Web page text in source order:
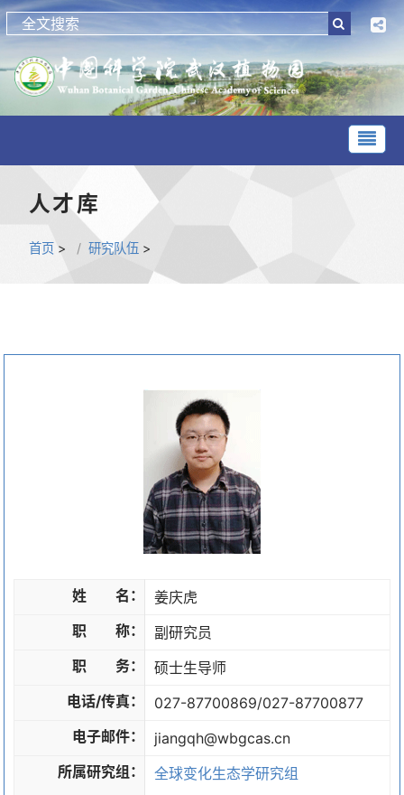
人才库
首页 > 研究队伍 >
姓 名：
姜庆虎
职 称：
副研究员
职 务：
硕士生导师
电话/传真：
027-87700869/027-87700877
电子邮件：
jiangqh@wbgcas.cn
所属研究组：
全球变化生态学研究组